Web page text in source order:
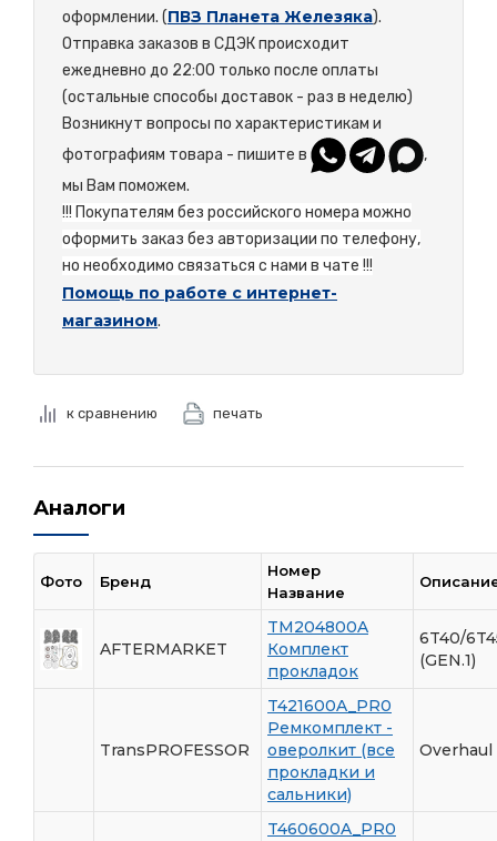
оформлении. (ПВЗ Планета Железяка).
Отправка заказов в СДЭК происходит
ежедневно до 22:00 только после оплаты
(остальные способы доставок - раз в неделю)
Возникнут вопросы по характеристикам и
фотографиям товара - пишите в
,
мы Вам поможем.
!!! Покупателям без российского номера можно
оформить заказ без авторизации по телефону,
но необходимо связаться с нами в чате !!!
Помощь по работе с интернет-
магазином.
к сравнению печать
Аналоги
Фото Бренд
Номер
Название
AFTERMARKET
TM204800A
Комплект
прокладок
6T40/
(GEN.1)
TransPROFESSOR
T421600A_PR0
Ремкомплект -
оверолкит (все
прокладки и
сальники)
Overhaul
T460600A_PR0